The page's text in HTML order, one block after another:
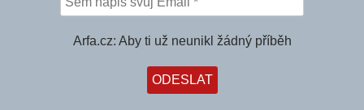
Arfa.cz: Aby ti už neunikl žádný příběh
“Oni nám lžou! Po vakcinaci přibývá nakažených!”
hlásí země Evropy. Expert: Křivka chřipek, kterou
března. “Do té doby bude přibývat nemocných i
kdybychom se stavěli na hlavu.”